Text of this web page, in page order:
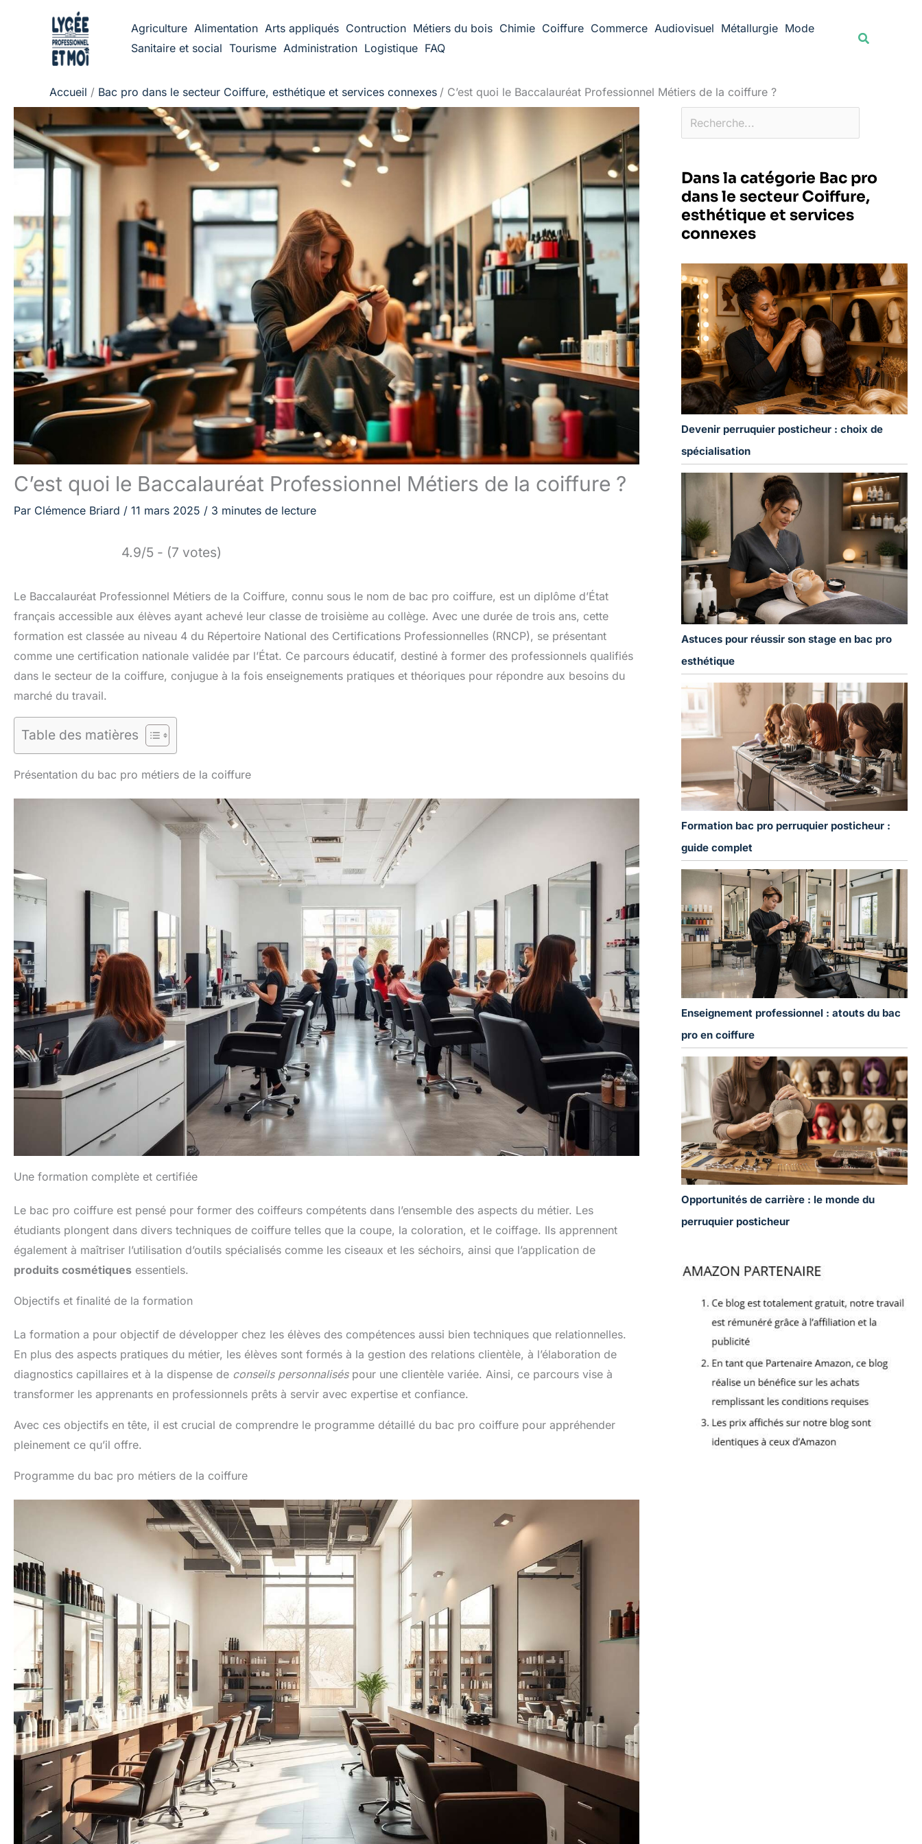
Agriculture Alimentation Arts appliqués Contruction Métiers du bois Chimie Coiffure Commerce Audiovisuel Métallurgie Mode
Sanitaire et social Tourisme Administration Logistique FAQ
Accueil Bac pro dans le secteur Coiffure, esthétique et services connexes C’est quoi le Baccalauréat Professionnel Métiers de la coiffure ?
C’est quoi le Baccalauréat Professionnel Métiers de la coiffure ?
Par Clémence Briard / 11 mars 2025 / 3 minutes de lecture
4.9/5 - (7 votes)
Le Baccalauréat Professionnel Métiers de la Coiffure, connu sous le nom de bac pro coiffure, est un diplôme d’État
français accessible aux élèves ayant achevé leur classe de troisième au collège. Avec une durée de trois ans, cette
formation est classée au niveau 4 du Répertoire National des Certifications Professionnelles (RNCP), se présentant
comme une certification nationale validée par l’État. Ce parcours éducatif, destiné à former des professionnels qualifiés
dans le secteur de la coiffure, conjugue à la fois enseignements pratiques et théoriques pour répondre aux besoins du
marché du travail.
Table des matières
Présentation du bac pro métiers de la coiffure
Une formation complète et certifiée
Le bac pro coiffure est pensé pour former des coiffeurs compétents dans l’ensemble des aspects du métier. Les
étudiants plongent dans divers techniques de coiffure telles que la coupe, la coloration, et le coiffage. Ils apprennent
également à maîtriser l’utilisation d’outils spécialisés comme les ciseaux et les séchoirs, ainsi que l’application de
produits cosmétiques essentiels.
Objectifs et finalité de la formation
La formation a pour objectif de développer chez les élèves des compétences aussi bien techniques que relationnelles.
En plus des aspects pratiques du métier, les élèves sont formés à la gestion des relations clientèle, à l’élaboration de
diagnostics capillaires et à la dispense de conseils personnaliséspour une clientèle variée. Ainsi, ce parcours vise à
transformer les apprenants en professionnels prêts à servir avec expertise et confiance.
Avec ces objectifs en tête, il est crucial de comprendre le programme détaillé du bac pro coiffure pour appréhender
pleinement ce qu’il offre.
Programme du bac pro métiers de la coiffure
Dans la catégorie Bac pro
dans le secteur Coiffure,
esthétique et services
connexes
Devenir perruquier posticheur : choix de
spécialisation
Astuces pour réussir son stage en bac pro
esthétique
Formation bac pro perruquier posticheur :
guide complet
Enseignement professionnel : atouts du bac
pro en coiffure
Opportunités de carrière : le monde du
perruquier posticheur